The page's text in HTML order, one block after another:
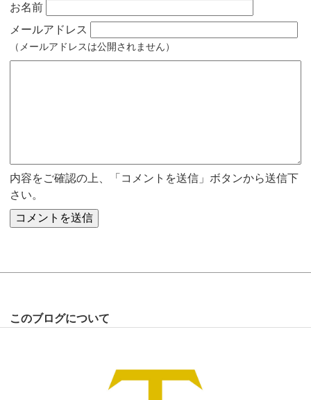
お名前
メールアドレス
（メールアドレスは公開されません）
内容をご確認の上、「コメントを送信」ボタンから送信下
さい。
このブログについて